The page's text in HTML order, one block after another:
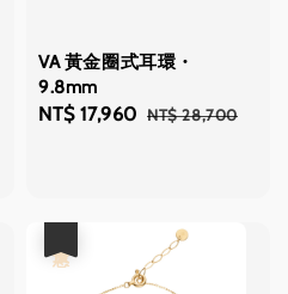
VA 黃金圈式耳環・
9.8mm
Sale
NT$ 17,960 Regular
NT$ 28,700